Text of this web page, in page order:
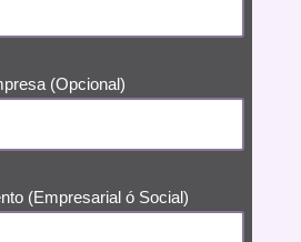
(Opcional)
(Empresarial ó Social)